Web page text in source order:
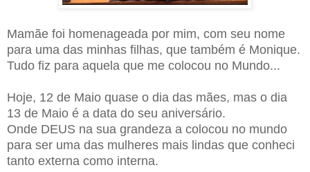
Mamãe foi homenageada por mim, com seu nome
para uma das minhas filhas, que também é Monique.
Tudo fiz para aquela que me colocou no Mundo...
Hoje, 12 de Maio quase o dia das mães, mas o dia
13 de Maio é a data do seu aniversário.
Onde DEUS na sua grandeza a colocou no mundo
para ser uma das mulheres mais lindas que conheci
tanto externa como interna.